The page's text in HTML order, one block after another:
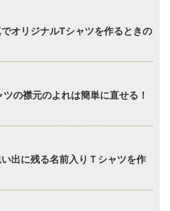
でオリジナルTシャツを作るときの
ツの襟元のよれは簡単に直せる！
出に残る名前入りＴシャツを作